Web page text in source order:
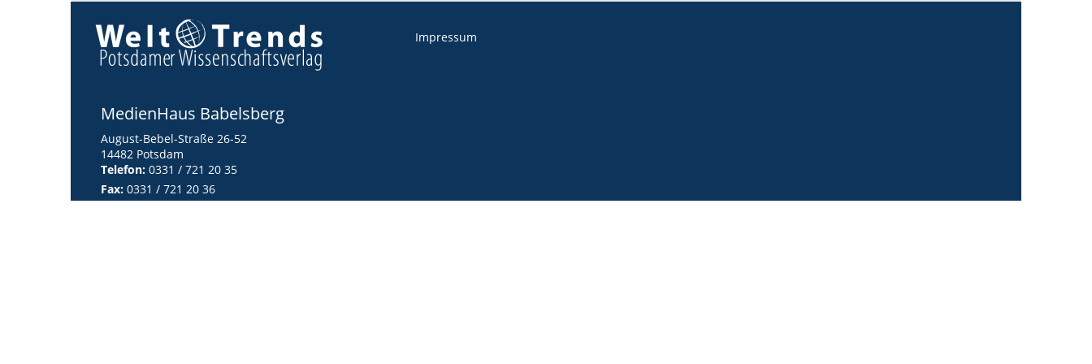
MedienHaus Babelsberg
August-Bebel-Straße 26-52
14482 Potsdam
Telefon: 0331 / 721 20 35
Fax: 0331 / 721 20 36
Impressum